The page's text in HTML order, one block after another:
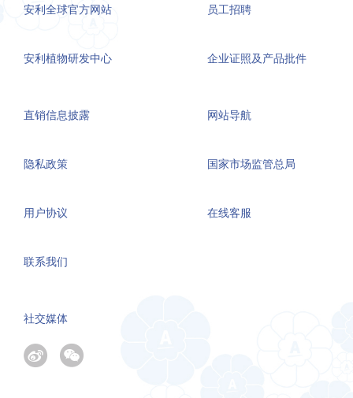
安利全球官方网站
安利植物研发中心
员工招聘
企业证照及产品批件
直销信息披露
隐私政策
用户协议
联系我们
网站导航
国家市场监管总局
在线客服
社交媒体